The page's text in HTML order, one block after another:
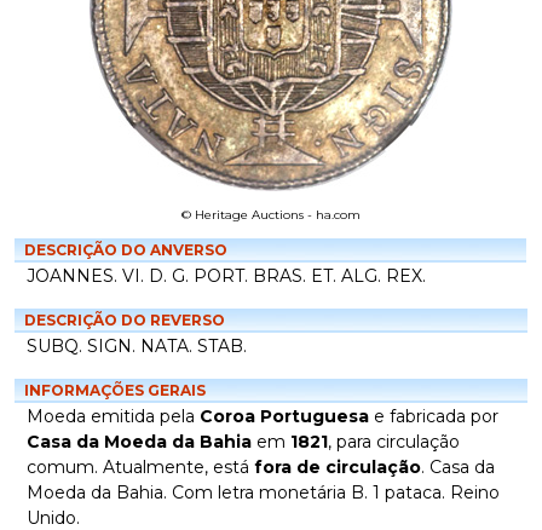
© Heritage Auctions - ha.com
DESCRIÇÃO DO ANVERSO
JOANNES. VI. D. G. PORT. BRAS. ET. ALG. REX.
DESCRIÇÃO DO REVERSO
SUBQ. SIGN. NATA. STAB.
INFORMAÇÕES GERAIS
Moeda emitida pela Coroa Portuguesa e fabricada por
Casa da Moeda da Bahia em 1821, para circulação
comum. Atualmente, está fora de circulação. Casa da
Moeda da Bahia. Com letra monetária B. 1 pataca. Reino
Unido.